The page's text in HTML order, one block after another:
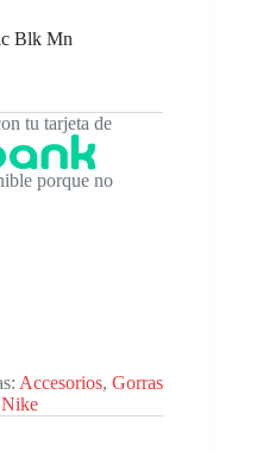
Blk Mn
tu tarjeta de
porque no
Accesorios, Gorras
Nike